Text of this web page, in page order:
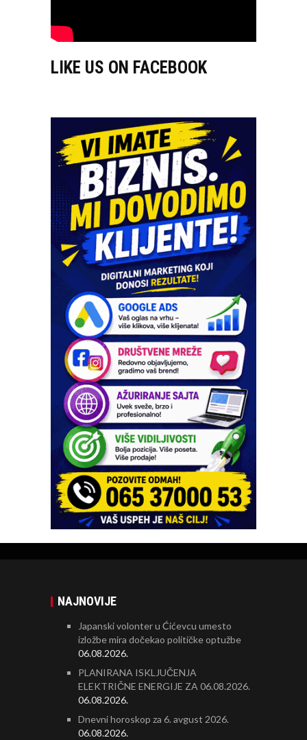
LIKE US ON FACEBOOK
NAJNOVIJE
Japanski volonter u Ćićevcu umesto
izložbe mira dočekao političke optužbe
06.08.2026.
PLANIRANA ISKLJUČENJA
ELEKTRIČNE ENERGIJE ZA 06.08.2026.
06.08.2026.
Dnevni horoskop za 6. avgust 2026.
06.08.2026.